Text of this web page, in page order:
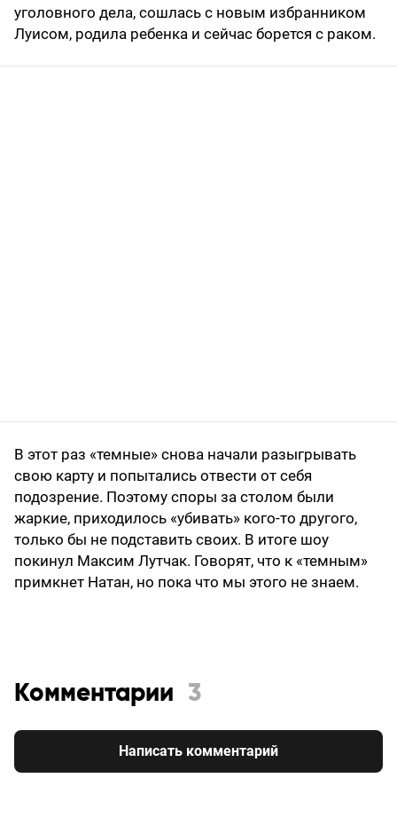
уголовного дела, сошлась с новым избранником
Луисом, родила ребенка и сейчас борется с раком.
В этот раз «темные» снова начали разыгрывать
свою карту и попытались отвести от себя
подозрение. Поэтому споры за столом были
жаркие, приходилось «убивать» кого-то другого,
только бы не подставить своих. В итоге шоу
покинул Максим Лутчак. Говорят, что к «темным»
примкнет Натан, но пока что мы этого не знаем.
Комментарии 3
Написать комментарий